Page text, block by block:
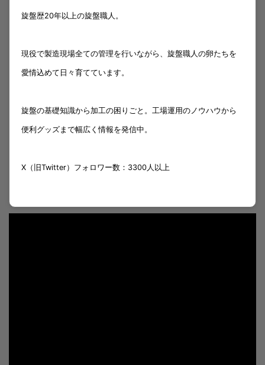
旋盤歴20年以上の旋盤職人。
現役で製造現場全ての管理を行いながら、旋盤職人の卵たちを
愛情込めて日々育てています。
旋盤の基礎知識から加工の困りごと。工場運用のノウハウから
便利グッズまで幅広く情報を発信中。
X（旧Twitter）フォロワー数：3300人以上